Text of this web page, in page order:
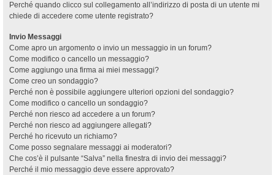
Perché quando clicco sul collegamento all’indirizzo di posta di un utente mi
chiede di accedere come utente registrato?
Invio Messaggi
Come apro un argomento o invio un messaggio in un forum?
Come modifico o cancello un messaggio?
Come aggiungo una firma ai miei messaggi?
Come creo un sondaggio?
Perché non è possibile aggiungere ulteriori opzioni del sondaggio?
Come modifico o cancello un sondaggio?
Perché non riesco ad accedere a un forum?
Perché non riesco ad aggiungere allegati?
Perché ho ricevuto un richiamo?
Come posso segnalare messaggi ai moderatori?
Che cos’è il pulsante “Salva” nella finestra di invio dei messaggi?
Perché il mio messaggio deve essere approvato?